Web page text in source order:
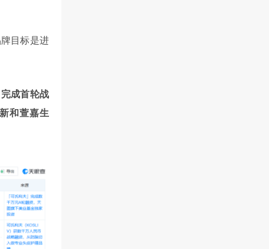
目标是进
成首轮战
和萱嘉生